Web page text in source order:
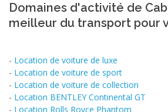
Domaines d'activité de
meilleur du transport pour
- Location de voiture de luxe
- Location de voiture de sport
- Location de voiture de collection
- Location BENTLEY Continental GT
- Location Rolls Royce Phantom